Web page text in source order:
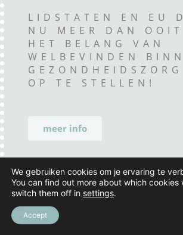
LIDSTATEN EN EU
NU MEER DAN OOIT
HET BELANG VAN
WELBEVINDEN
OP TE STELLEN!
meer info
We gebruiken cookies om je ervaring te
You can find out more about which cookies
switch them off in settings.
Accept